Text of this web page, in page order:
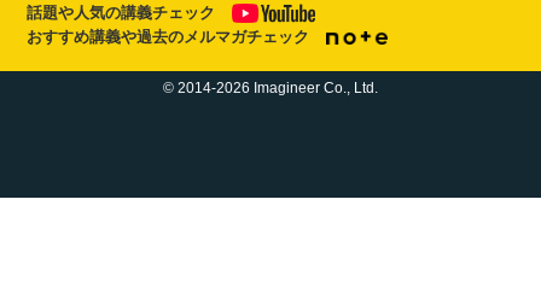
話題や人気の講義チェック
おすすめ講義や過去のメルマガチェック
© 2014-2026 Imagineer Co., Ltd.